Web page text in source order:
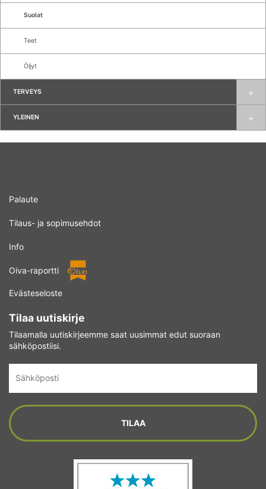
Suolat
Teet
Öljyt
TERVEYS
YLEINEN
Palaute
Tilaus- ja sopimusehdot
Info
Oiva-raportti
Evästeseloste
Tilaa uutiskirje
Tilaamalla uutiskirjeemme saat uusimmat edut suoraan
sähköpostiisi.